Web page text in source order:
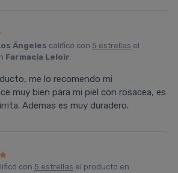
Ángeles calificó con 5 estrellas el
Farmacia Leloir.
me lo recomendo mi
muy bien para mi piel con rosacea, es
Ademas es muy duradero.
con 5 estrellas el producto en